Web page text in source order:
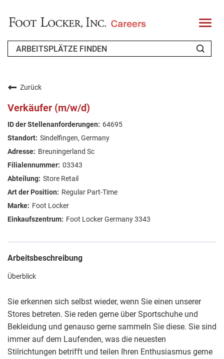
T
o
l
FAQ
ARBEIT SUCHEN
Zurück
Verkäufer (m/w/d)
64695
Sindelfingen, Germany
Breuningerland Sc
03343
Store Retail
Regular Part-Time
Foot Locker
Foot Locker Germany 3343
Arbeitsbeschreibung
Überblick
Sie erkennen sich selbst wieder, wenn Sie einen unserer
Stores betreten. Sie reden gerne über Sportschuhe und
Bekleidung und genauso gerne sammeln Sie diese. Sie sind
immer auf dem Laufenden, was die neuesten
Stilrichtungen betrifft und teilen Ihren Enthusiasmus gerne